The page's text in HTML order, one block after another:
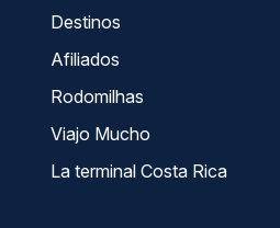
Destinos
Afiliados
Rodomilhas
Viajo Mucho
La terminal Costa Rica